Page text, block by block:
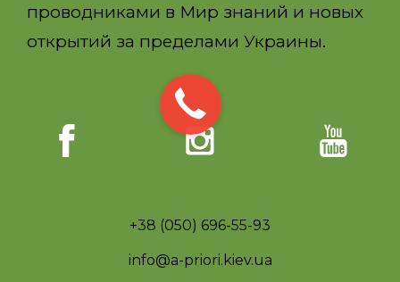
проводниками в Мир знаний и новых
открытий за пределами Украины.
+38 (050) 696-55-93
info@a-priori.kiev.ua